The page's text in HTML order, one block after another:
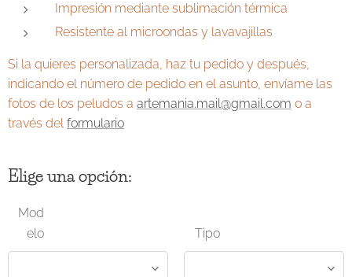
Impresión mediante sublimación térmica
Resistente al microondas y lavavajillas
Si la quieres personalizada, haz tu pedido y después,
indicando el número de pedido en el asunto, envíame las
fotos de los peludos a artemania.mail@gmail.com o a
través del formulario
Elige una opción:
Mod
elo
Tipo